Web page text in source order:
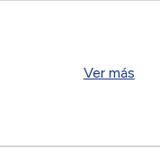
Ver más